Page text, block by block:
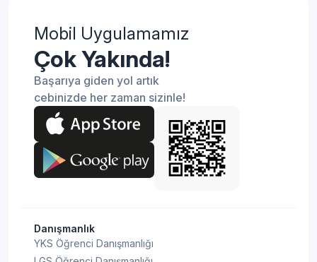
Mobil Uygulamamız
Çok Yakında!
Başarıya giden yol artık
cebinizde her zaman sizinle!
Danışmanlık
YKS Öğrenci Danışmanlığı